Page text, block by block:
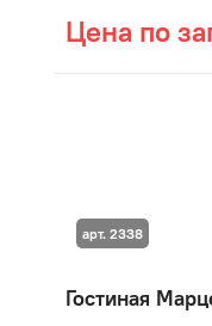
Цена по
Гостиная
арт. 2338